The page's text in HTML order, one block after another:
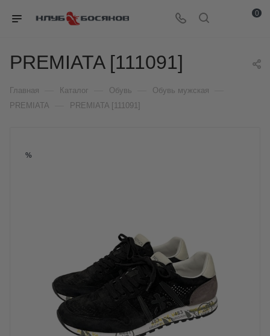
0
PREMIATA [111091]
Главная Каталог Обувь Обувь мужская
PREMIATA PREMIATA [111091]
%